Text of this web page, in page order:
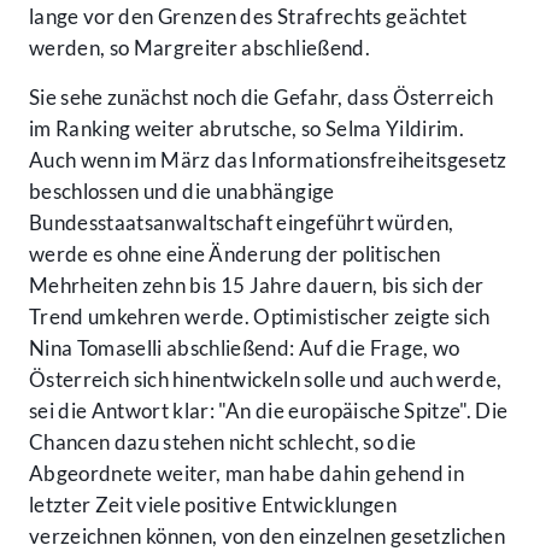
lange vor den Grenzen des Strafrechts geächtet
werden, so Margreiter abschließend.
Sie sehe zunächst noch die Gefahr, dass Österreich
im Ranking weiter abrutsche, so Selma Yildirim.
Auch wenn im März das Informationsfreiheitsgesetz
beschlossen und die unabhängige
Bundesstaatsanwaltschaft eingeführt würden,
werde es ohne eine Änderung der politischen
Mehrheiten zehn bis 15 Jahre dauern, bis sich der
Trend umkehren werde. Optimistischer zeigte sich
Nina Tomaselli abschließend: Auf die Frage, wo
Österreich sich hinentwickeln solle und auch werde,
sei die Antwort klar: "An die europäische Spitze". Die
Chancen dazu stehen nicht schlecht, so die
Abgeordnete weiter, man habe dahin gehend in
letzter Zeit viele positive Entwicklungen
verzeichnen können, von den einzelnen gesetzlichen